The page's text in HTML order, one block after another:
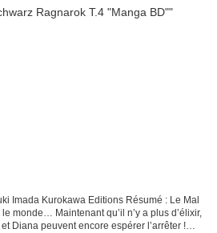
Imada Kurokawa Editions Résumé : Le Mal
monde… Maintenant qu’il n’y a plus d’élixir,
Diana peuvent encore espérer l’arrêter !